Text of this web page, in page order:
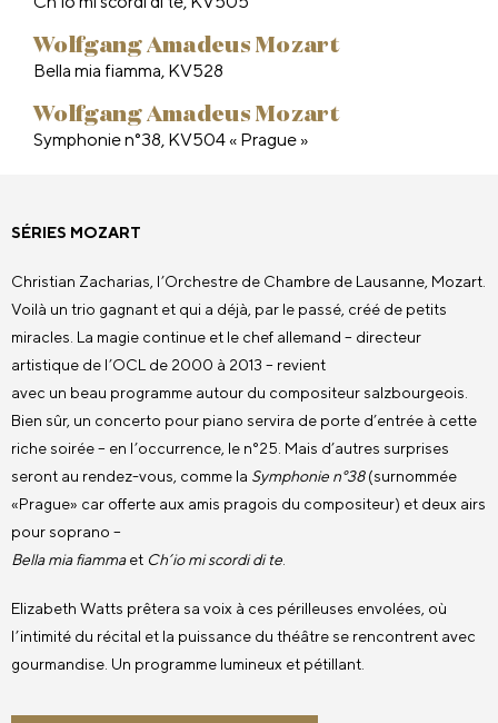
Wolfgang Amadeus Mozart
Bella mia fiamma, KV528
Wolfgang Amadeus Mozart
Symphonie n°38, KV504 « Prague »
SÉRIES MOZART
Christian Zacharias, l’Orchestre de Chambre de Lausanne, Mozart.
Voilà un trio gagnant et qui a déjà, par le passé, créé de petits
miracles. La magie continue et le chef allemand – directeur
artistique de l’OCL de 2000 à 2013 – revient
avec un beau programme autour du compositeur salzbourgeois.
Bien sûr, un concerto pour piano servira de porte d’entrée à cette
riche soirée – en l’occurrence, le n°25. Mais d’autres surprises
seront au rendez-vous, comme la Symphonie n°38(surnommée
«Prague» car offerte aux amis pragois du compositeur) et deux airs
pour soprano –
Bella mia fiammaet Ch’io mi scordi di te
Elizabeth Watts prêtera sa voix à ces périlleuses envolées, où
l’intimité du récital et la puissance du théâtre se rencontrent avec
gourmandise. Un programme lumineux et pétillant.